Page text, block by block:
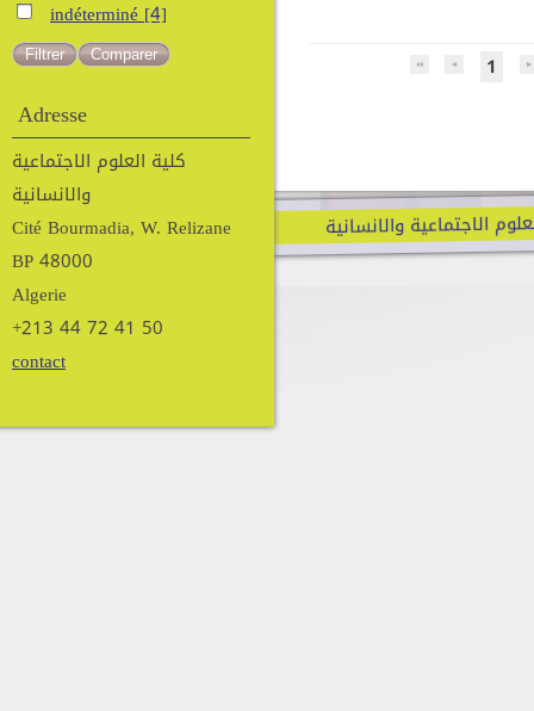
1
الاجتماعية والانسانية
indéterminé[4]
Adresse
كلية العلوم الاجتماعية
والانسانية
Cité Bourmadia, W. Relizane
BP 48000
Algerie
+213 44 72 41 50
contact